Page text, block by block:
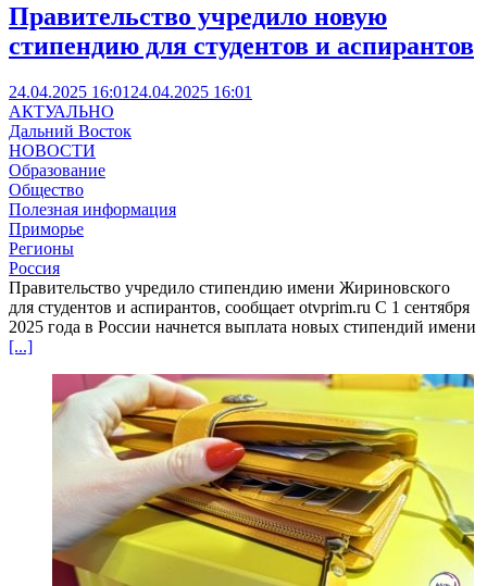
Правительство учредило новую
стипендию для студентов и аспирантов
24.04.2025 16:01 24.04.2025 16:01
АКТУАЛЬНО
Дальний Восток
НОВОСТИ
Образование
Общество
Полезная информация
Приморье
Регионы
Россия
Правительство учредило стипендию имени Жириновского
для студентов и аспирантов, сообщает otvprim.ru С 1 сентября
2025 года в России начнется выплата новых стипендий имени
[...]